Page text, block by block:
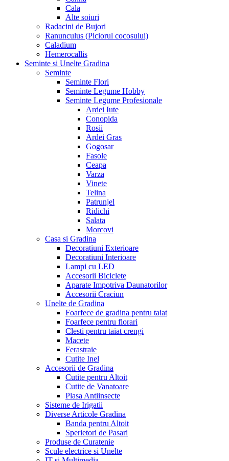
Cala
Alte soiuri
Radacini de Bujori
Ranunculus (Piciorul cocosului)
Caladium
Hemerocallis
Seminte si Unelte Gradina
Seminte
Seminte Flori
Seminte Legume Hobby
Seminte Legume Profesionale
Ardei Iute
Conopida
Rosii
Ardei Gras
Gogosar
Fasole
Ceapa
Varza
Vinete
Telina
Patrunjel
Ridichi
Salata
Morcovi
Casa si Gradina
Decoratiuni Exterioare
Decoratiuni Interioare
Lampi cu LED
Accesorii Biciclete
Aparate Impotriva Daunatorilor
Accesorii Craciun
Unelte de Gradina
Foarfece de gradina pentru taiat
Foarfece pentru florari
Clesti pentru taiat crengi
Macete
Ferastraie
Cutite Inel
Accesorii de Gradina
Cutite pentru Altoit
Cutite de Vanatoare
Plasa Antiinsecte
Sisteme de Irigatii
Diverse Articole Gradina
Banda pentru Altoit
Sperietori de Pasari
Produse de Curatenie
Scule electrice si Unelte